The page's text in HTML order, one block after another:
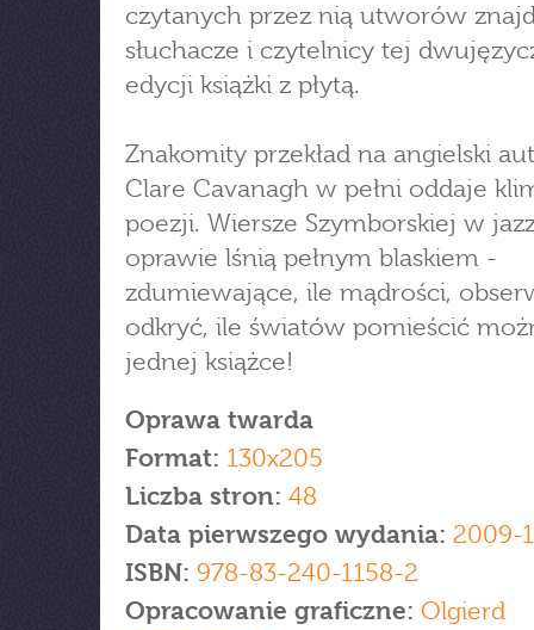
czytanych przez nią utworów
słuchacze i czytelnicy tej
edycji książki z płytą.
Znakomity przekład na angielski
Clare Cavanagh w pełni oddaje
poezji. Wiersze Szymborskiej w
oprawie lśnią pełnym blaskiem -
zdumiewające, ile mądrości,
odkryć, ile światów pomieścić
jednej książce!
Oprawa twarda
Format: 130x205
Liczba stron: 48
Data pierwszego wydania: 2009-
ISBN: 978-83-240-1158-2
Opracowanie graficzne: Olgierd